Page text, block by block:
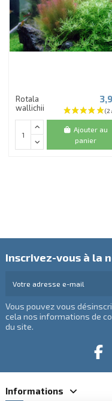
Rotala
wallichii
Ajouter au
panier
Inscrivez-vous à la
Vous pouvez vous
cela nos informations de
du site.
Informations